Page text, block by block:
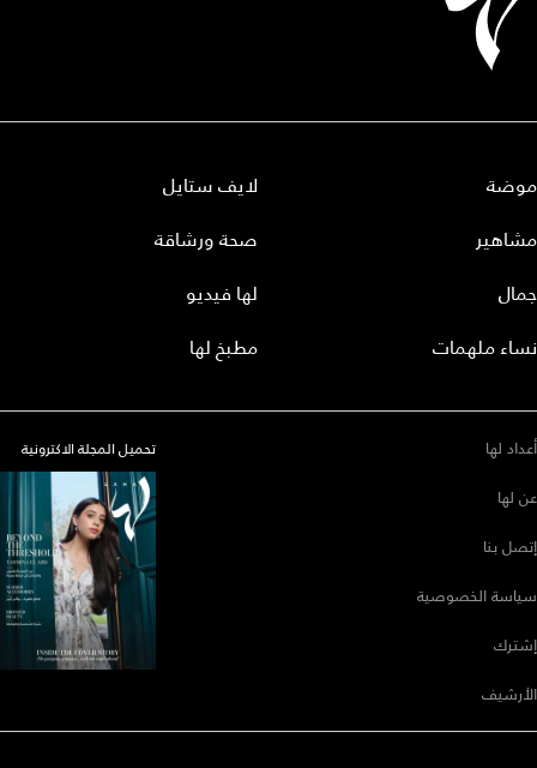
موضة
مشاهير
جمال
نساء ملهمات
لايف ستايل
صحة ورشاقة
لها فيديو
مطبخ لها
أعداد لها
عن لها
إتصل بنا
سياسة الخصوصية
إشترك
الأرشيف
تحميل المجلة الاكترونية